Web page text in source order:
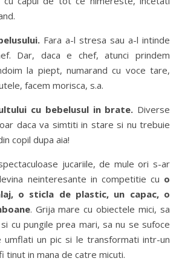
Fara a-l stresa sau a-l intinde
Dar, daca e chef, atunci prindem
la piept, numarand cu voce tare,
facem morisca, s.a.
cu bebelusul in brate. Diverse
daca va simtiti in stare si nu trebuie
copil dupa aia!
jucariile, de mule ori s-ar
neinteresante in competitie cu o
o sticla de plastic, un capac, o
. Grija mare cu obiectele mici, sa
cu pungile prea mari, sa nu se sufoce
umflati un pic si le transformati intr-un
tinut in mana de catre micuti.